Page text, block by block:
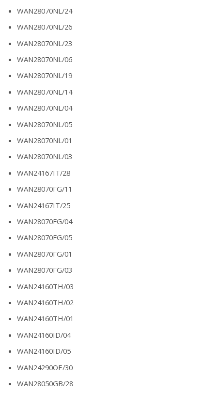
WAN28070NL/24
WAN28070NL/26
WAN28070NL/23
WAN28070NL/06
WAN28070NL/19
WAN28070NL/14
WAN28070NL/04
WAN28070NL/05
WAN28070NL/01
WAN28070NL/03
WAN24167IT/28
WAN28070FG/11
WAN24167IT/25
WAN28070FG/04
WAN28070FG/05
WAN28070FG/01
WAN28070FG/03
WAN24160TH/03
WAN24160TH/02
WAN24160TH/01
WAN24160ID/04
WAN24160ID/05
WAN24290OE/30
WAN28050GB/28